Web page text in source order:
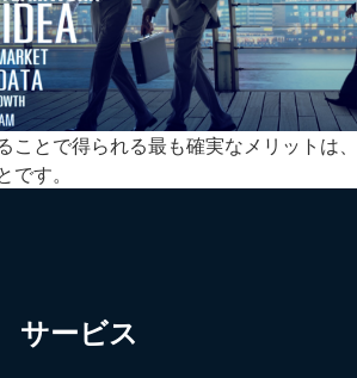
とで得られる最も確実なメリットは
す。
サービス​